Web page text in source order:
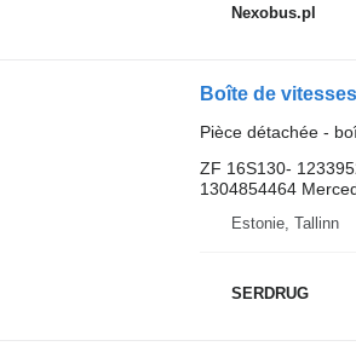
Nexobus.pl
Pièce détachée -
ZF 16S130-
1304854464
Estonie, Tallinn
SERDRUG